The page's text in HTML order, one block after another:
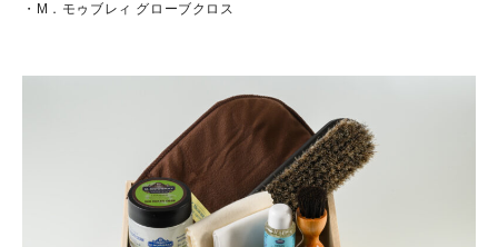
・M．モゥブレィ グローブクロス